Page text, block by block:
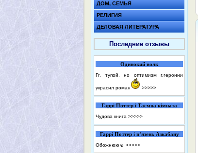
ДОМ, СЕМЬЯ
РЕЛИГИЯ
ДЕЛОВАЯ ЛИТЕРАТУРА
Последние отзывы
Одинокий волк
Гг. тупой, но оптимизм г.героини
украсил роман >>>>>
Гаррі Поттер і Таємна кімната
Чудова книга >>>>>
Гаррі Поттер і в’язень Азкабану
Обожнюю☺️ >>>>>